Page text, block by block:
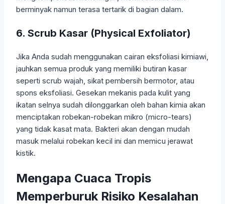
berminyak namun terasa tertarik di bagian dalam.
6. Scrub Kasar (Physical Exfoliator)
Jika Anda sudah menggunakan cairan eksfoliasi kimiawi,
jauhkan semua produk yang memiliki butiran kasar
seperti scrub wajah, sikat pembersih bermotor, atau
spons eksfoliasi. Gesekan mekanis pada kulit yang
ikatan selnya sudah dilonggarkan oleh bahan kimia akan
menciptakan robekan-robekan mikro (micro-tears)
yang tidak kasat mata. Bakteri akan dengan mudah
masuk melalui robekan kecil ini dan memicu jerawat
kistik.
Mengapa Cuaca Tropis
Memperburuk Risiko Kesalahan